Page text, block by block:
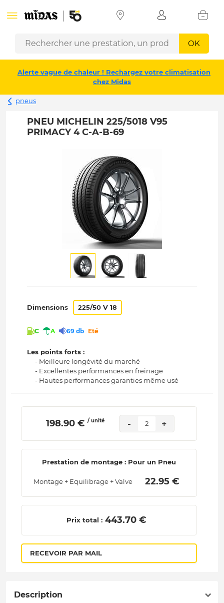
OK
Alerte vague de chaleur ! Rechargez votre climatisation
chez Midas
pneus
PNEU MICHELIN 225/5018 V95
PRIMACY 4 C-A-B-69
Dimensions 225/50 V 18
C A 69 db Eté
Les points forts :
- Meilleure longévité du marché
- Excellentes performances en freinage
- Hautes performances garanties même usé
198.90 € / unité - 2 +
Prestation de montage : Pour un Pneu
Montage + Equilibrage + Valve 22.95 €
Prix total : 443.70 €
RECEVOIR PAR MAIL
Description